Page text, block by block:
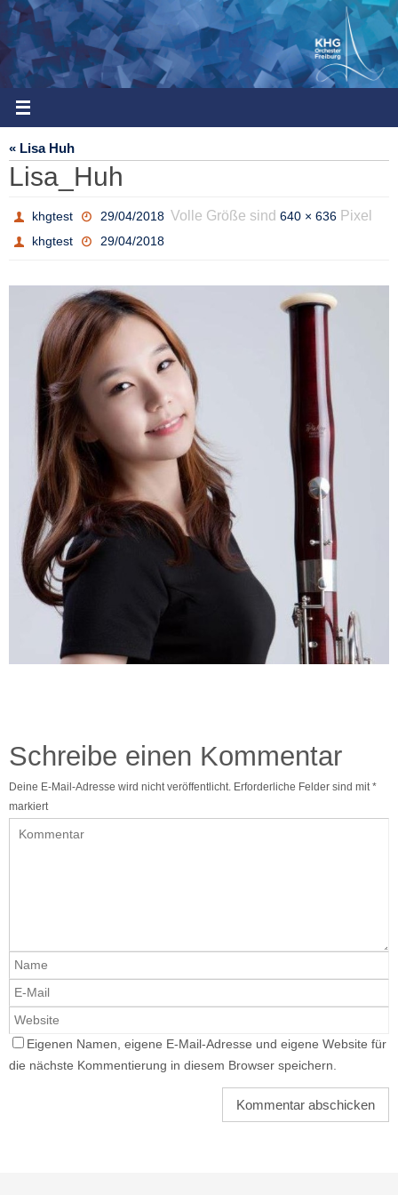
Zum
Inhalt
springen
« Lisa Huh
Lisa_Huh
khgtest 29/04/2018 Volle Größe sind 640 × 636Pixel
khgtest 29/04/2018
Schreibe einen Kommentar
Deine E-Mail-Adresse wird nicht veröffentlicht. Erforderliche Felder sind mit*
markiert
Eigenen Namen, eigene E-Mail-Adresse und eigene Website für
die nächste Kommentierung in diesem Browser speichern.